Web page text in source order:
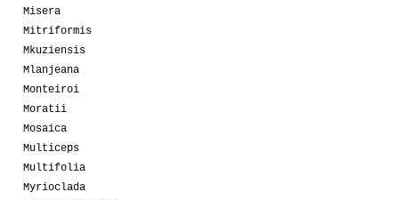
Misera
Mitriformis
Mkuziensis
Mlanjeana
Monteiroi
Moratii
Mosaica
Multiceps
Multifolia
Myrioclada